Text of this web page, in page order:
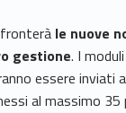
le nuove
gestione. I
essere inviati
al massimo